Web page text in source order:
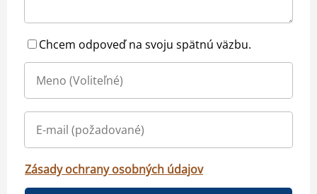
Chcem odpoveď na svoju spätnú väzbu.
Zásady ochrany osobných údajov